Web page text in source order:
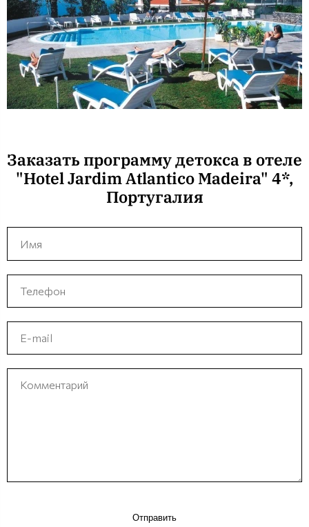
Заказать программу детокса в отеле
"Hotel Jardim Atlantico Madeira" 4*,
Португалия
Отправить